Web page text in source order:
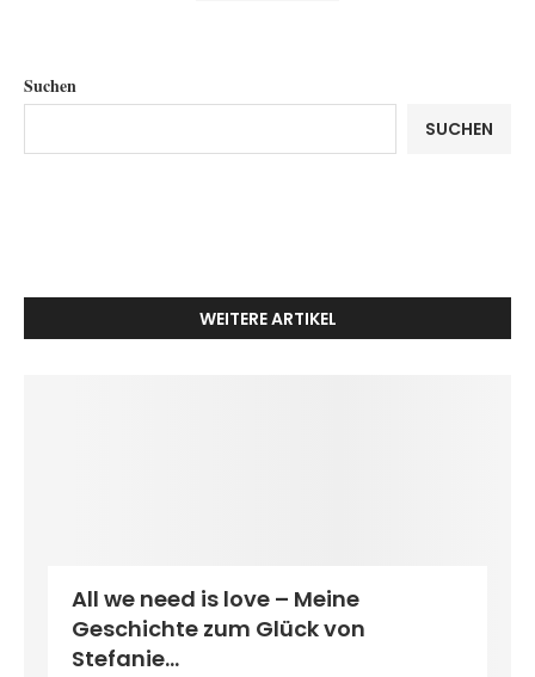
Suchen
SUCHEN
WEITERE ARTIKEL
All we need is love – Meine
Geschichte zum Glück von
Stefanie...